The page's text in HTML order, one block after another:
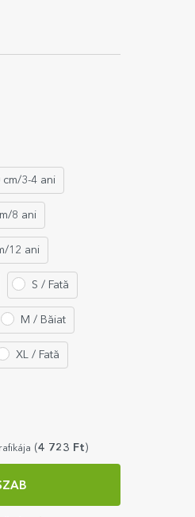
cm/3-4 ani
8 ani
12 ani
S / Fată
M / Băiat
XL / Fată
(4 723 Ft)